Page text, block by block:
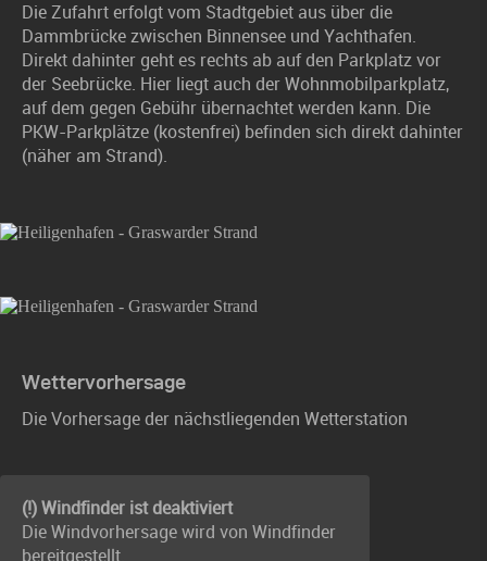
Die Zufahrt erfolgt vom Stadtgebiet aus über die
Dammbrücke zwischen Binnensee und Yachthafen.
Direkt dahinter geht es rechts ab auf den Parkplatz vor
der Seebrücke. Hier liegt auch der Wohnmobilparkplatz,
auf dem gegen Gebühr übernachtet werden kann. Die
PKW-Parkplätze (kostenfrei) befinden sich direkt dahinter
(näher am Strand).
Wettervorhersage
Die Vorhersage der nächstliegenden Wetterstation
(!) Windfinder ist deaktiviert
Die Windvorhersage wird von Windfinder
bereitgestellt.